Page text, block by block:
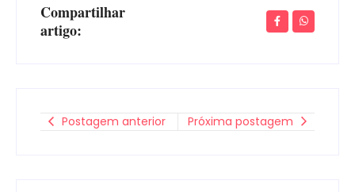
Compartilhar
artigo:
Postagem anterior Próxima postagem